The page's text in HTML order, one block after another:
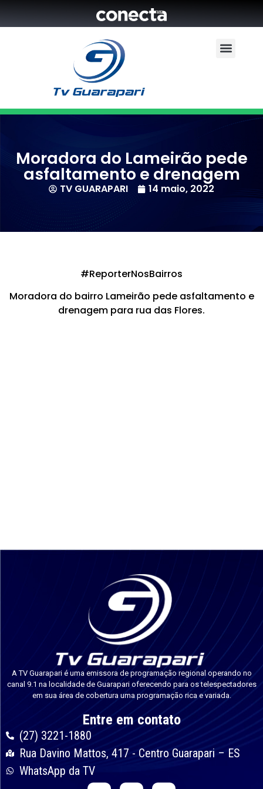
Moradora do Lameirão pede
asfaltamento e drenagem
TV GUARAPARI 14 maio, 2022
#ReporterNosBairros
Moradora do bairro Lameirão pede asfaltamento e
drenagem para rua das Flores.
A TV Guarapari é uma emissora de programação regional operando no
canal 9.1 na localidade de Guarapari oferecendo para os telespectadores
em sua área de cobertura uma programação rica e variada.
Entre em contato
(27) 3221-1880
Rua Davino Mattos, 417 - Centro Guarapari – ES
WhatsApp da TV